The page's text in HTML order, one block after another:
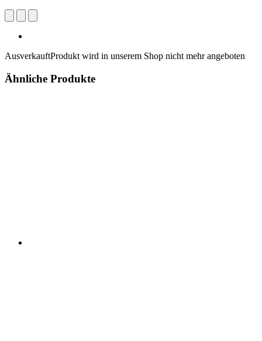
AusverkauftProdukt wird in unserem Shop nicht mehr angeboten
Ähnliche Produkte